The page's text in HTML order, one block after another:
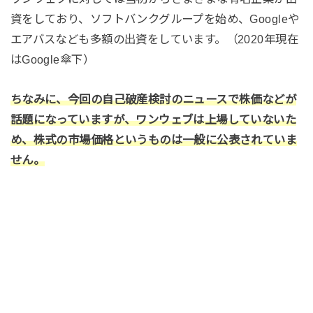
資をしており、ソフトバンクグループを始め、Googleや
エアバスなども多額の出資をしています。（2020年現在
はGoogle傘下）
ちなみに、今回の自己破産検討のニュースで株価などが
話題になっていますが、ワンウェブは上場していないた
め、株式の市場価格というものは一般に公表されていま
せん。